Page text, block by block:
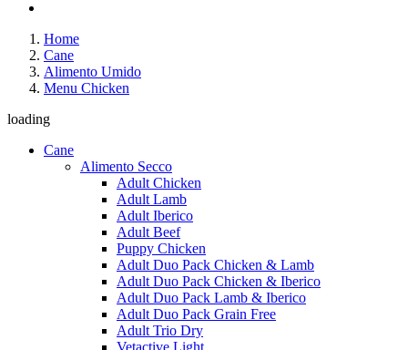
Home
Cane
Alimento Umido
Menu Chicken
loading
Cane
Alimento Secco
Adult Chicken
Adult Lamb
Adult Iberico
Adult Beef
Puppy Chicken
Adult Duo Pack Chicken & Lamb
Adult Duo Pack Chicken & Iberico
Adult Duo Pack Lamb & Iberico
Adult Duo Pack Grain Free
Adult Trio Dry
Vetactive Light